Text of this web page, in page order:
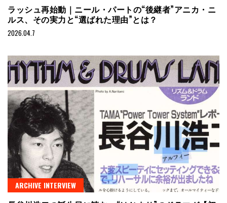
ラッシュ再始動｜ニール・パートの“後継者”アニカ・ニ
ルス、その実力と“選ばれた理由”とは？
2026.04.7
ARCHIVE INTERVIEW